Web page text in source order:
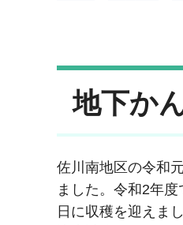
地下か
佐川南地区の令和
ました。令和2年
日に収穫を迎えま